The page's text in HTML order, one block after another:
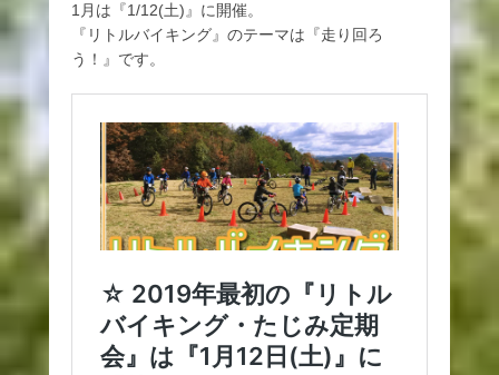
1月は『1/12(土)』に開催。
『リトルバイキング』のテーマは『走り回ろ
う！』です。